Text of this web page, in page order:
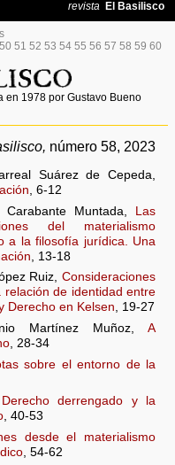
50 51 52 53 54 55 56 57 58 59 60
en 1978 por Gustavo Bueno
número 58, 2023
Suárez de Cepeda,
, 6-12
Muntada, Las
del materialismo
a la filosofía jurídica. Una
, 13-18
Ruiz,Consideraciones
relación de identidad entre
Derecho en Kelsen, 19-27
Martínez Muñoz,A
, 28-34
sobre el entorno de la
Derecho derrengado y la
, 40-53
desde el materialismo
, 54-62